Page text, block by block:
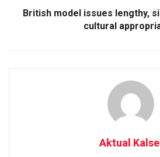
British model issues lengthy,
cultural
Aktual